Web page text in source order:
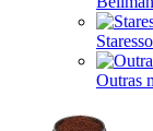
Outras